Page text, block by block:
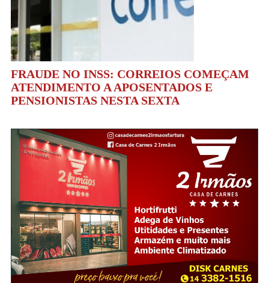
FRAUDE NO INSS: CORREIOS COMEÇAM
ATENDIMENTO A APOSENTADOS E
PENSIONISTAS NESTA SEXTA